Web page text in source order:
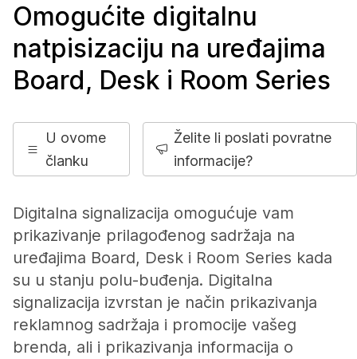
Omogućite digitalnu
natpisizaciju na uređajima
Board, Desk i Room Series
U ovome
članku
Želite li poslati povratne
informacije?
Digitalna signalizacija omogućuje vam
prikazivanje prilagođenog sadržaja na
uređajima Board, Desk i Room Series kada
su u stanju polu-buđenja. Digitalna
signalizacija izvrstan je način prikazivanja
reklamnog sadržaja i promocije vašeg
brenda, ali i prikazivanja informacija o